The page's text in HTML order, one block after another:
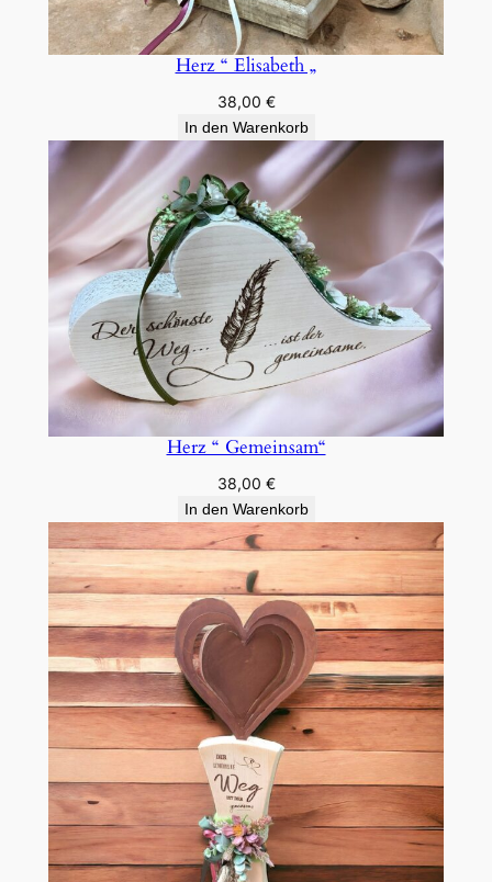
Herz “ Elisabeth „
38,00 €
In den Warenkorb
Herz “ Gemeinsam“
38,00 €
In den Warenkorb